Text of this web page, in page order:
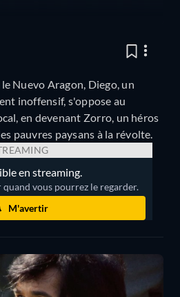
Nuevo Aragon, Diego, un
inoffensif, s'oppose au
en devenant Zorro, un héros
pauvres paysans à la révolte.
en streaming.
quand vous pourrez le regarder.
M'avertir